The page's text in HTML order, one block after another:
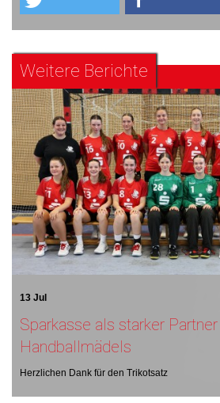
Weitere Berichte
13 Jul
Sparkasse als starker
Handballmädels
Herzlichen Dank für den Trikotsatz